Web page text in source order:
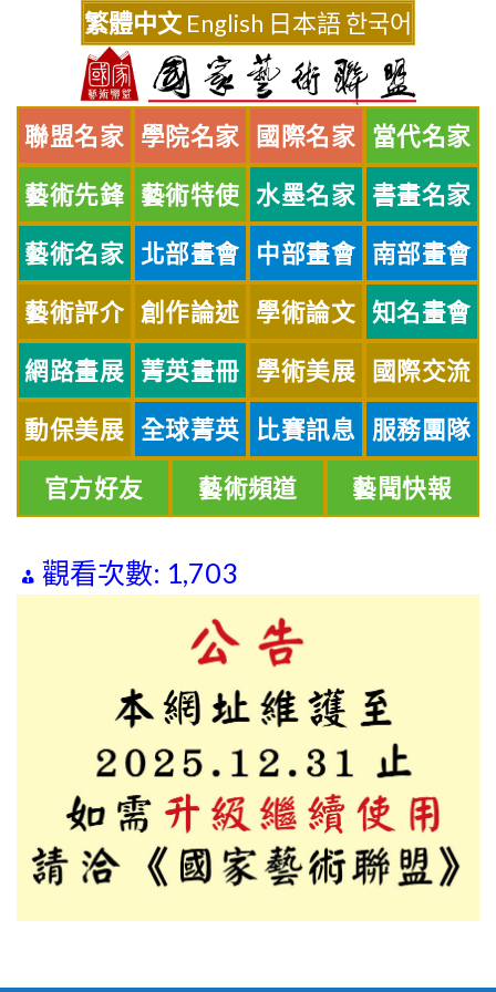
繁體中文 English 日本語한국어
聯盟名家 學院名家 國際名家 當代名家
藝術先鋒 藝術特使 水墨名家 書畫名家
藝術名家 北部畫會 中部畫會 南部畫會
藝術評介 創作論述 學術論文 知名畫會
網路畫展 菁英畫冊 學術美展 國際交流
動保美展 全球菁英 比賽訊息 服務團隊
官方好友 藝術頻道 藝聞快報
觀看次數: 1,703